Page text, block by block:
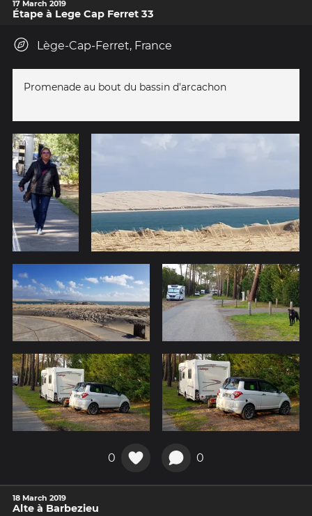
17 March 2019
Étape à Lege Cap Ferret 33
Lège-Cap-Ferret, France
Promenade au bout du bassin d'arcachon
0 0
18 March 2019
Alte à Barbezieu